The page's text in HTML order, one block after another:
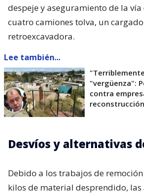
despeje y aseguramiento de la
cuatro camiones tolva, un
retroexcavadora.
Lee también...
"vergüenza":
contra
Desvíos y alternativas
Debido a los trabajos de
kilos de material desprendido,